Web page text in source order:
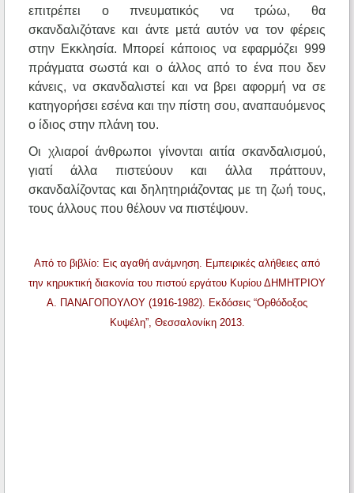
επιτρέπει ο πνευματικός να τρώω, θα
σκανδαλιζότανε και άντε μετά αυτόν να τον φέρεις
στην Εκκλησία. Μπορεί κάποιος να εφαρμόζει 999
πράγματα σωστά και ο άλλος από το ένα που δεν
κάνεις, να σκανδαλιστεί και να βρει αφορμή να σε
κατηγορήσει εσένα και την πίστη σου, αναπαυόμενος
ο ίδιος στην πλάνη του.
Οι χλιαροί άνθρωποι γίνονται αιτία σκανδαλισμού,
γιατί άλλα πιστεύουν και άλλα πράττουν,
σκανδαλίζοντας και δηλητηριάζοντας με τη ζωή τους,
τους άλλους που θέλουν να πιστέψουν.
Από το βιβλίο: Εις αγαθή ανάμνηση. Εμπειρικές αλήθειες από
την κηρυκτική διακονία του πιστού εργάτου Κυρίου ΔΗΜΗΤΡΙΟΥ
Α. ΠΑΝΑΓΟΠΟΥΛΟΥ (1916-1982). Εκδόσεις “Ορθόδοξος
Κυψέλη”, Θεσσαλονίκη 2013.